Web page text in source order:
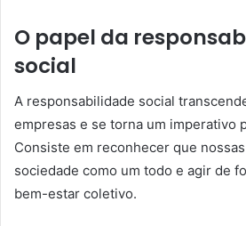
O papel da
social
A responsabilidade social
empresas e se torna um imperativo
Consiste em reconhecer que
sociedade como um todo e agir de
bem-estar coletivo.